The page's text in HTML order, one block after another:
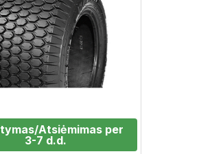
Atsiėmimas per
3-7 d.d.